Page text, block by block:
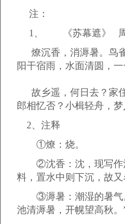
注：
1、 《苏幕遮》 周
燎沉香，消溽暑。鸟
阳干宿雨，水面清圆，一
故乡遥，何日去？家
郎相忆否？小楫轻舟，梦
2、注释
①燎：烧。
②沈香：沈，现写作
料，置水中则下沉，故又
③溽暑：潮湿的暑气
池清溽暑，开幌望高秋。